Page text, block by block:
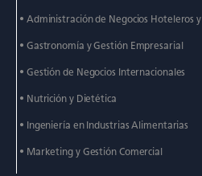
• Administración de Negocios Hoteleros y
• Gastronomía y Gestión Empresarial
• Gestión de Negocios Internacionales
• Nutrición y Dietética
• Ingeniería en IndustriasAlimentarias
• Marketing y Gestión Comercial